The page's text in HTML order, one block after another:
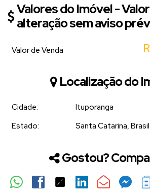
Valores do Imóvel -
alteração sem aviso
Valor de Venda
Localização do
Cidade:
Ituporanga
Estado:
Santa Catarina, Brasil
Gostou?